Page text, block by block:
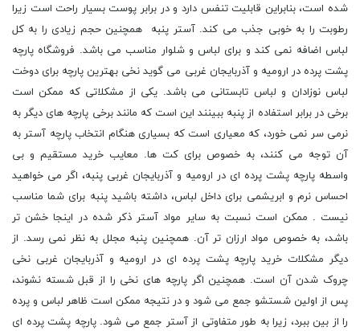
شده است، بنابراین قابلیت تنفس دارد و در برابر پوست بسیار راحت است زیرا
رطوبت را به خوبی جذب می کند. آستر پنبه همچنین حجم زیادی را به کل
لباس اضافه نمی کند و برای لباس و شلوار مناسب می باشد. فروشگاه پارچه
پشت پرده در ارومیه و آذربایجان غربی می گوید نخی بهترین پارچه برای دوخت
لباس نوزادان و لباس تابستانی می باشد. یکی از مشکلاتی که ممکن است
برخی در برابر استفاده از پنبه ببینند این است که مانند برخی پارچه های دیگر به
نرمی سر نمی خورد، که معیاری است که بسیاری هنگام انتخاب پارچه آستر به
آن توجه می کنند، به خصوص برای کت ها. معایب خرید مستقیم و بی
واسطه پارچه پشت پرده ای در ارومیه و آذربایجان غربی پنبه، اگر می خواهید
احساس نرم و ابریشمی برای داخل لباس، داشته باشید پنبه برای شما مناسب
نیست . ممکن است نسبت به سایر مواد آستر ذکر شده در اینجا خشن تر
باشد، به خصوص مواد ارزان تر آن. همچنین پنبه مجلل به نظر نمی رسد. از
دیگر مشکلات خرید پارچه پشت پرده ای در ارومیه و آذربایجان غربی نخی
چروک شدن آن است. همچنین اگر پارچه های نخی را از قبل شسته نشوند،
پس از اولین شستشو جمع می شود و در نتیجه ممکن است ظاهر لباس و پرده
را از بین ببرد، زیرا به طور متفاوتی از آستر جمع می شود. پارچه پشت پرده ای